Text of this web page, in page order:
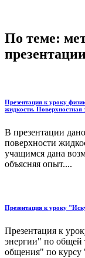
По теме:
Презентация к уроку
жидкости. Поверхностная
В презентации
поверхности
учащимся дана
объясняя опыт....
Презентация к уроку
Презентация к
энергии" по общей
общения" по курсу